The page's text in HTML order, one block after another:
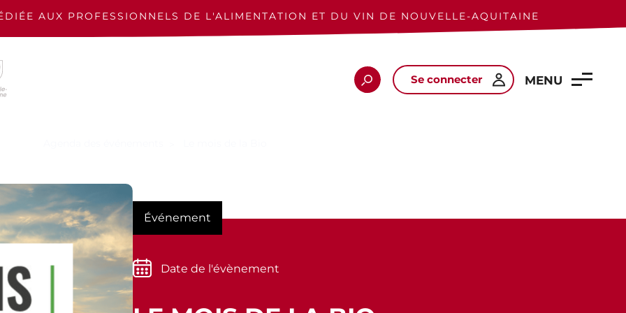
AUX PROFESSIONNELS DE L'ALIMENTATION ET DU VIN DE NOUVELLE-AQUITAINE
Se connecter MENU
Événement
Date de l'évènement